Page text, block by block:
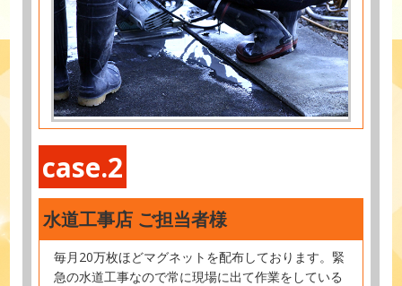
case.2
水道工事店 ご担当者様
毎月20万枚ほどマグネットを配布しております。緊
急の水道工事なので常に現場に出て作業をしている